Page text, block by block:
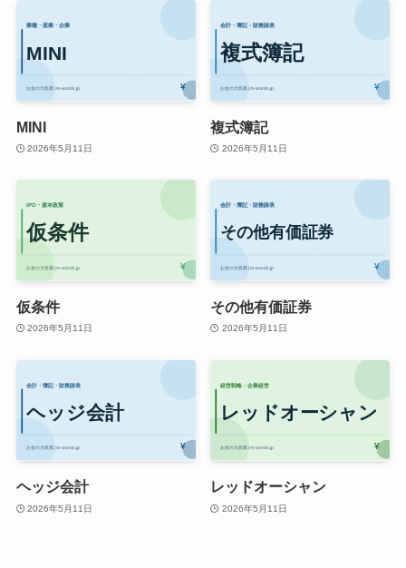
MINI
2026年5月11日
複式簿記
2026年5月11日
仮条件
2026年5月11日
その他有価証券
2026年5月11日
ヘッジ会計
2026年5月11日
レッドオーシャン
2026年5月11日